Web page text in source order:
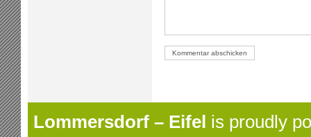
Lommersdorf – Eifel is proudly